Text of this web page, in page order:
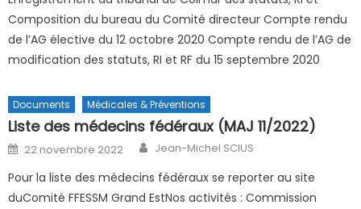
Composition du bureau du Comité directeur Compte rendu
de l’AG élective du 12 octobre 2020 Compte rendu de l’AG de
modification des statuts, RI et RF du 15 septembre 2020
Documents Médicales & Préventions
Liste des médecins fédéraux (MAJ 11/2022)
Posted on
22 novembre 2022 Author
Jean-Michel SCIUS
Pour la liste des médecins fédéraux se reporter au site
duComité FFESSM Grand EstNos activités : Commission